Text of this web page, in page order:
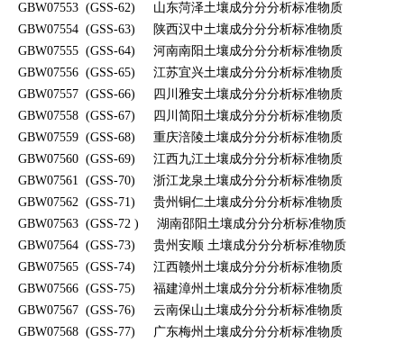
GBW07553 (GSS-62) 山东菏泽土壤成分分分析标准物质
GBW07554 (GSS-63) 陕西汉中土壤成分分分析标准物质
GBW07555 (GSS-64) 河南南阳 土壤成分分分析标准物质
GBW07556 (GSS-65) 江苏宜兴土壤成分分分析标准物质
GBW07557 (GSS-66) 四川雅安土壤成分分分析标准物质
GBW07558 (GSS-67) 四川简阳 土壤成分分分析标准物质
GBW07559 (GSS-68) 重庆涪陵土壤成分分分析标准物质
GBW07560 (GSS-69)
江西九江土壤成分分分析标准物质
GBW07561 (GSS-70) 浙江龙泉 土壤成分分分析标准物质
GBW07562 (GSS-71) 贵州铜仁土壤成分分分析标准物质
GBW07563 (GSS-72 ) 湖南邵阳 土壤成分分分析标准物质
GBW07564 (GSS-73) 贵州安顺 土壤成分分分析标准物质
GBW07565 (GSS-74) 江西赣州 土壤成分分分析标准物质
GBW07566 (GSS-75) 福建漳州 土壤成分分分析标准物质
GBW07567 (GSS-76) 云南保山土壤成分分分析标准物质
GBW07568 (GSS-77) 广东梅州 土壤成分分分析标准物质